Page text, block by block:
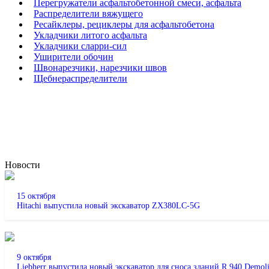
Перегружатели асфальтобетонной смеси, асфальта
Распределители вяжущего
Ресайклеры, рециклеры для асфальтобетона
Укладчики литого асфальта
Укладчики сларри-сил
Уширители обочин
Швонарезчики, нарезчики швов
Щебнераспределители
Новости
15 октября
Hitachi выпустила новый экскаватор ZX380LC-5G
9 октября
Liebherr выпустила новый экскаватор для сноса зданий R 940